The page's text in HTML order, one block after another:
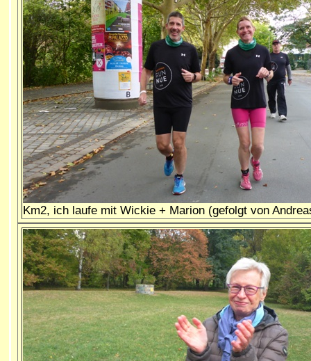
Km2, ich laufe mit Wickie + Marion (gefolgt von